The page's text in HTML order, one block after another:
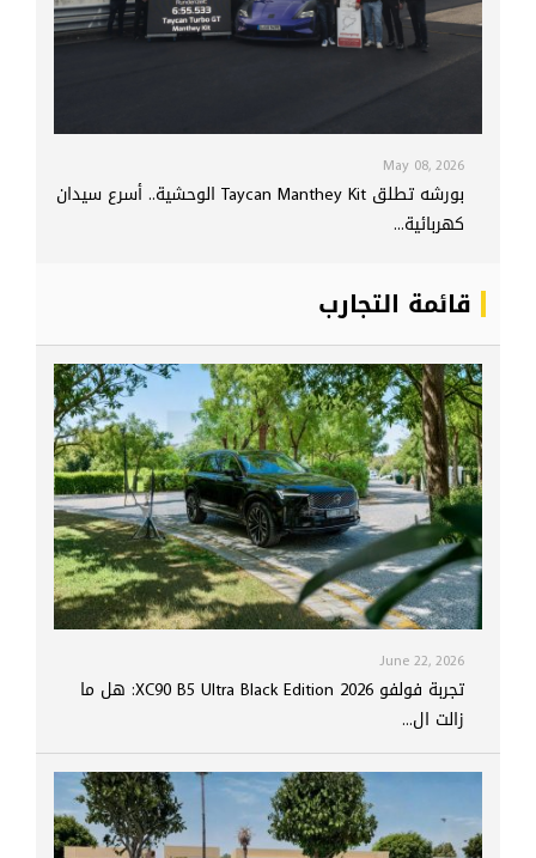
May 08, 2026
بورشه تطلق Taycan Manthey Kit الوحشية.. أسرع سيدان
كهربائية...
قائمة التجارب
June 22, 2026
تجربة فولفو XC90 B5 Ultra Black Edition 2026: هل ما
زالت ال...